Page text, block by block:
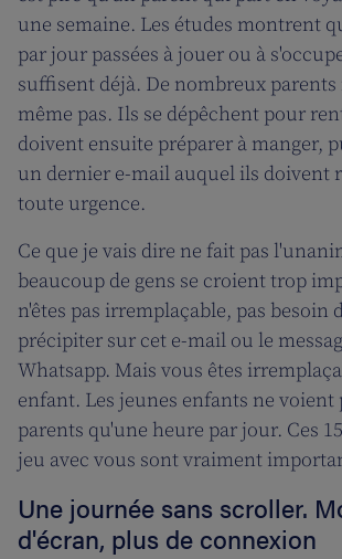
une semaine. Les études montrent
par jour passées à jouer ou à
suffisent déjà. De nombreux
même pas. Ils se dépêchent pour
doivent ensuite préparer à manger,
un dernier e-mail auquel ils doivent
toute urgence.
Ce que je vais dire ne fait pas
beaucoup de gens se croient trop
n'êtes pas irremplaçable, pas besoin
précipiter sur cet e-mail ou le
Whatsapp. Mais vous êtes
enfant. Les jeunes enfants ne voient
parents qu'une heure par jour. Ces
jeu avec vous sont vraiment
Une journée sans scroller.
d'écran, plus de connexion